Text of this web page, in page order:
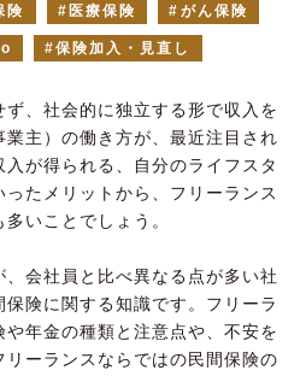
険 医療保険 がん保険
保険加入・見直し
、社会的に独立する形で収入を
主）の働き方が、最近注目され
が得られる、自分のライフスタ
たメリットから、フリーランス
いことでしょう。
会社員と比べ異なる点が多い社
険に関する知識です。フリーラ
年金の種類と注意点や、不安を
ーランスならではの民間保険の